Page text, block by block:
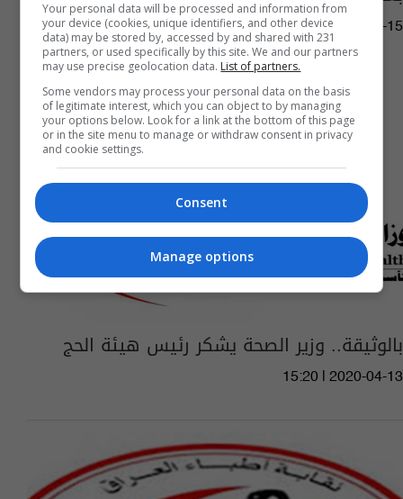
03:28 | 2020-04-15
بالوثيقة.. وزير الصحة يشكر رئيس هيئة الحج
15:20 | 2020-04-13
Your personal data will be processed and information from
your device (cookies, unique identifiers, and other device
data) may be stored by, accessed by and shared with 231
partners, or used specifically by this site. We and our partners
may use precise geolocation data. List of partners.
Some vendors may process your personal data on the basis
of legitimate interest, which you can object to by managing
your options below. Look for a link at the bottom of this page
or in the site menu to manage or withdraw consent in privacy
and cookie settings.
Consent
Manage options